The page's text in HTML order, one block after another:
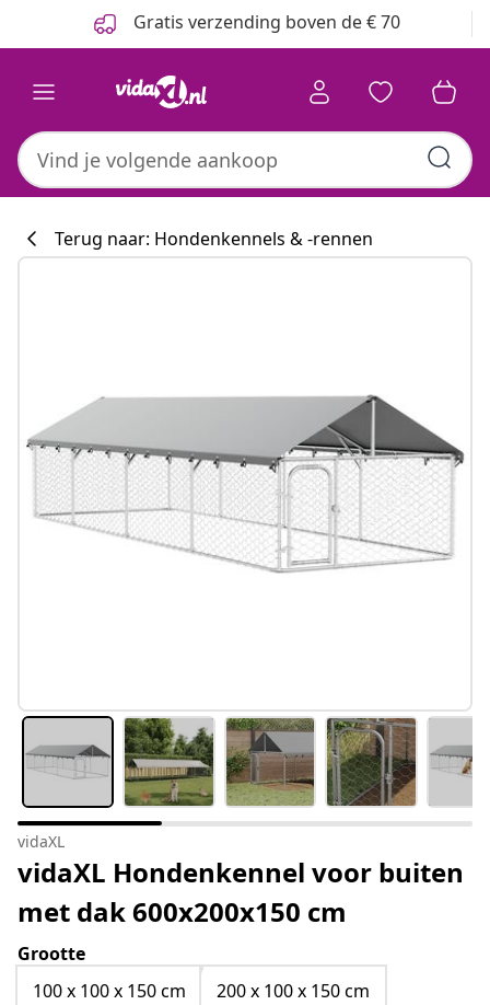
Gratis verzending boven de € 70
Terug naar: Hondenkennels & -rennen
vidaXL
vidaXL Hondenkennel voor buiten
met dak 600x200x150 cm
Grootte
100 x 100 x 150 cm
200 x 100 x 150 cm